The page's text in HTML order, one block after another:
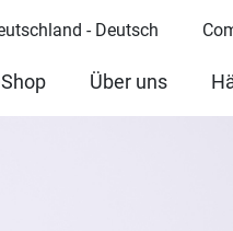
- Deutsch
Über uns